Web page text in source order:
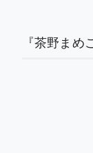
『茶野まめ